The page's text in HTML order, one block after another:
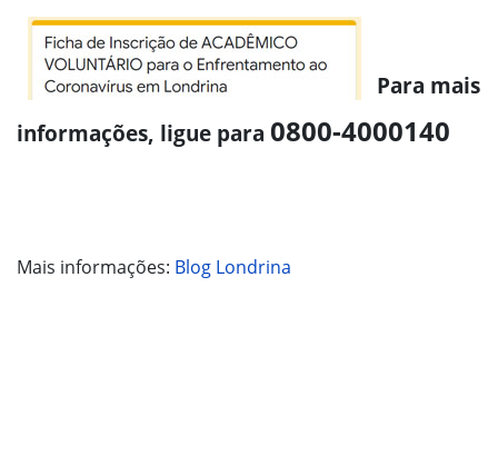
Para mais
informações, ligue para 0800-4000140
Mais informações: Blog Londrina